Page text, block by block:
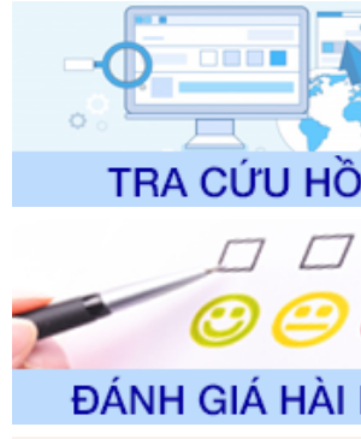
được sửa đổi, bổ sung và phê duyệt Quy
trình điện tử giải quyết thủ tục hành
lịch thuộc phạm vi chức năng quản lý
thao và Du lịch
Ngày ban hành: 01/06/2026
Số kí hiệu:2310/QĐ-UBND
Tên: Về việc công bố Danh mục thủ tục
đổi, bổ sung và phê duyệt Quy trình nội
trong giải quyết thủtục hành chính lĩnh
thuộc phạm vi giải quyết của Sở Nông
Ngày ban hành: 01/06/2026
Số kí hiệu:
2300/QĐ-UBND
Tên: V/v công bố danh mục thủ tục hành
đổi, bổ sung và phê duyệt quy trình nội
giải quyết thủ tục hành chính trong lĩnh